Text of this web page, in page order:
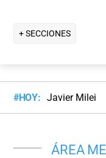
+ SECCIONES
#HOY: Javier Milei
ÁREA